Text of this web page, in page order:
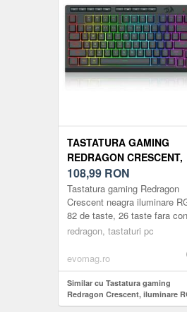
TASTATURA GAMING
REDRAGON CRESCENT,
ILUMINARE RGB (NEGRU)
108,99 RON
Tastatura gaming Redragon
Crescent neagra iluminare
82 de taste, 26 taste fara
(26-key rollover), iluminare
redragon, tastaturi pc
evomag.ro
Similar cu Tastatura gaming
Redragon Crescent, iluminare
(Negru)